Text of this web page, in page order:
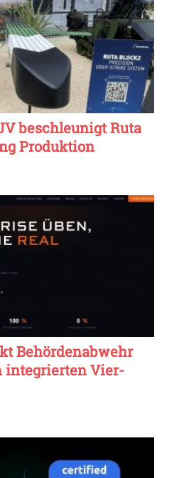
beschleunigt Ruta
Produktion
Behördenabwehr
integrierten Vier-